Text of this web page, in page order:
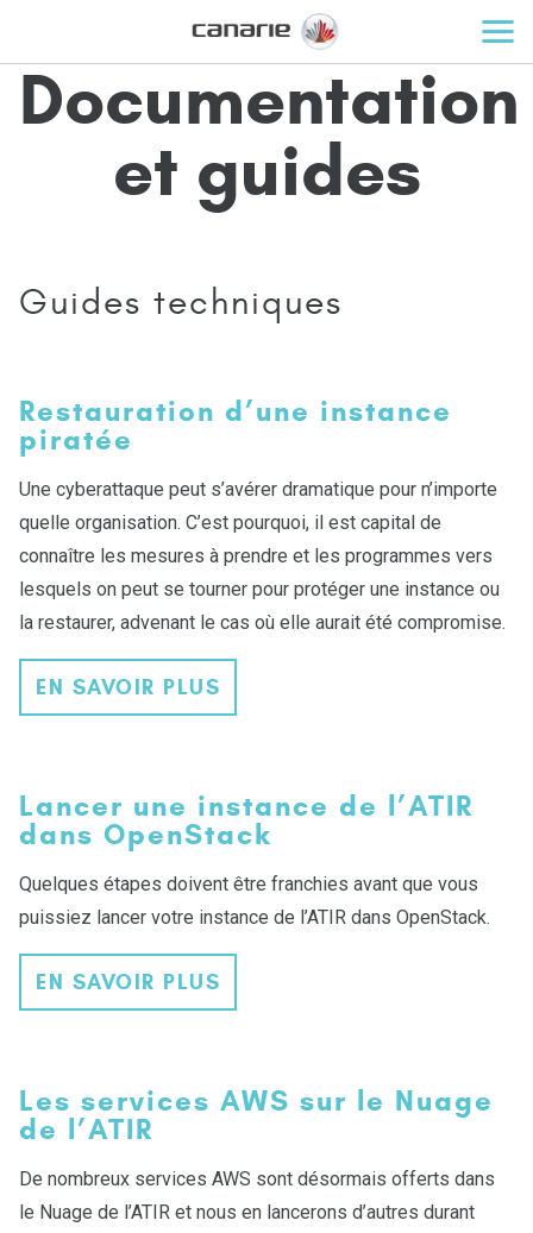
Documentation
et guides
Guides techniques
Restauration d’une instance
piratée
Une cyberattaque peut s’avérer dramatique pour n’importe
quelle organisation. C’est pourquoi, il est capital de
connaître les mesures à prendre et les programmes vers
lesquels on peut se tourner pour protéger une instance ou
la restaurer, advenant le cas où elle aurait été compromise.
EN SAVOIR PLUS
Lancer une instance de l’ATIR
dans OpenStack
Quelques étapes doivent être franchies avant que vous
puissiez lancer votre instance de l’ATIR dans OpenStack.
EN SAVOIR PLUS
Les services AWS sur le Nuage
de l’ATIR
De nombreux services AWS sont désormais offerts dans
le Nuage de l’ATIR et nous en lancerons d’autres durant